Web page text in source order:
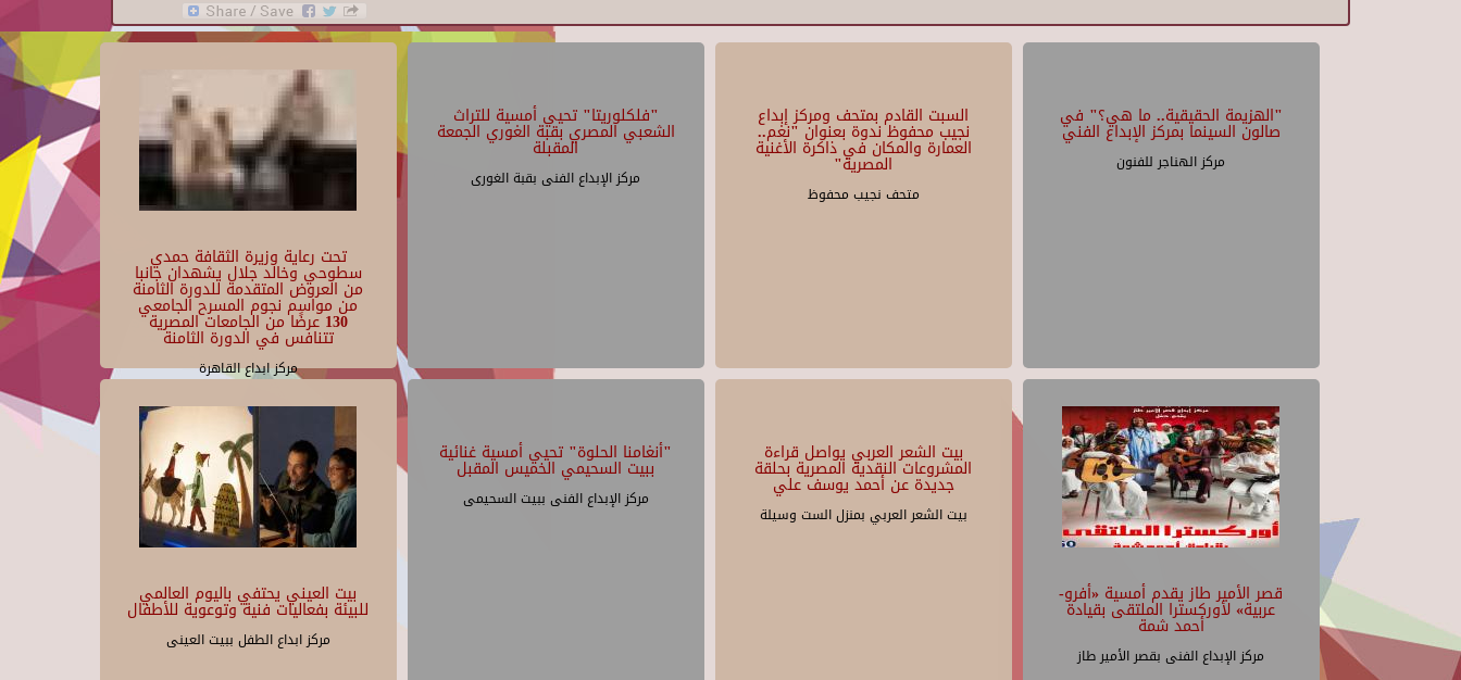
تحت رعاية وزيرة الثقافة حمدي
سطوحي وخالد جلال يشهدان جانبا
من العروض المتقدمة للدورة الثامنة
من مواسم نجوم المسرح الجامعي
130 عرضًا من الجامعات المصرية
تتنافس في الدورة الثامنة
مركز ابداع القاهرة
"فلكلوريتا" تحيي أمسية للتراث
الشعبي المصري بقبة الغوري الجمعة
المقبلة
مركز الإبداع الفنى بقبة الغورى
السبت القادم بمتحف ومركز إبداع
نجيب محفوظ ندوة بعنوان "نغم..
العمارة والمكان في ذاكرة الأغنية
المصرية"
متحف نجيب محفوظ
"الهزيمة الحقيقية.. ما هي؟" في
صالون السينما بمركز الإبداع الفني
مركز الهناجر للفنون
بيت العيني يحتفي باليوم العالمي
للبيئة بفعاليات فنية وتوعوية للأطفال
مركز ابداع الطفل ببيت العينى
"أنغامنا الحلوة" تحيي أمسية غنائية
ببيت السحيمي الخميس المقبل
مركز الإبداع الفنى ببيت السحيمى
بيت الشعر العربي يواصل قراءة
المشروعات النقدية المصرية بحلقة
جديدة عن أحمد يوسف علي
بيت الشعر العربي بمنزل الست وسيلة
قصر الأمير طاز يقدم أمسية «أفرو-
عربية» لأوركسترا الملتقى بقيادة
أحمد شمة
مركز الإبداع الفنى بقصر الأمير طاز